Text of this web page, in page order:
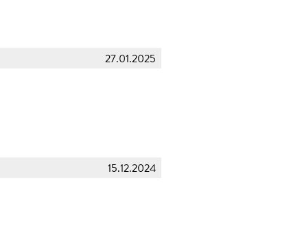
27.01.2025
15.12.2024